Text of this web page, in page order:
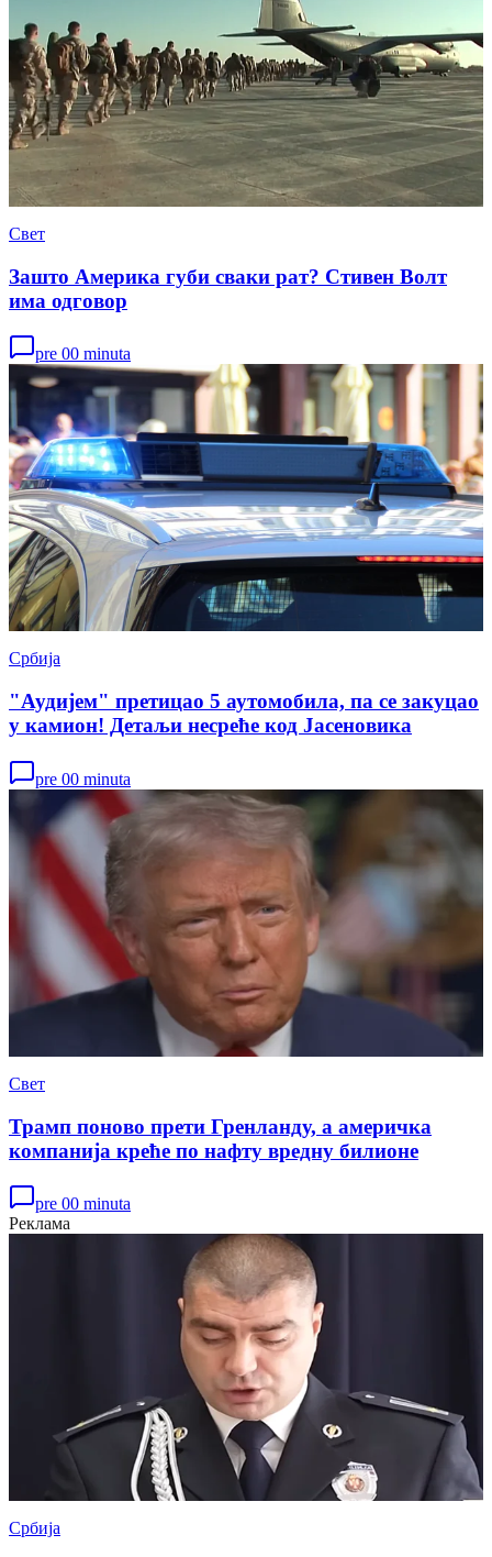
Свет
Зашто Америка губи сваки рат? Стивен Волт
има одговор
pre 00 minuta
Србија
"Аудијем" претицао 5 аутомобила, па се закуцао
у камион! Детаљи несреће код Јасеновика
pre 00 minuta
Свет
Трамп поново прети Гренланду, а америчка
компанија креће по нафту вредну билионе
pre 00 minuta
Реклама
Србија